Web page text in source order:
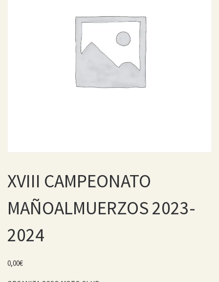
XVIII CAMPEONATO
MAÑOALMUERZOS 2023-
2024
0,00€